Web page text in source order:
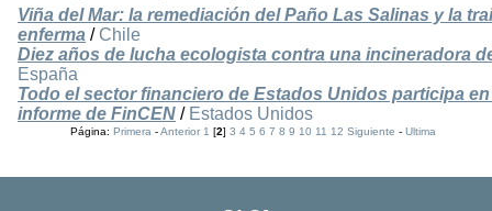
Viña del Mar: la remediación del Paño Las Salinas y la
enferma / Chile
Diez años de lucha ecologista contra una incineradora
España
Todo el sector financiero de Estados Unidos participa
informe de FinCEN / Estados Unidos
Página:Primera -Anterior 1 [2]3 4 5 6 7 8 9 10 11 12 Siguiente -Ultima